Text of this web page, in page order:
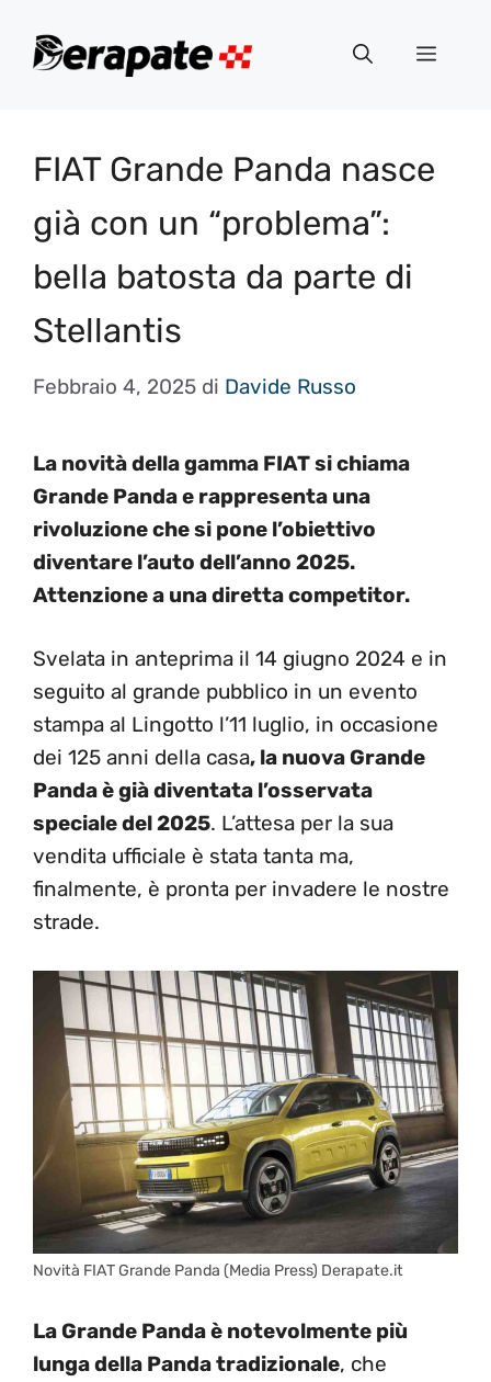
Menu
FIAT Grande Panda nasce
già con un “problema”:
bella batosta da parte di
Stellantis
Febbraio 4, 2025 di Davide Russo
La novità della gamma FIAT si chiama
Grande Panda e rappresenta una
rivoluzione che si pone l’obiettivo
diventare l’auto dell’anno 2025.
Attenzione a una diretta competitor.
Svelata in anteprima il 14 giugno 2024 e in
seguito al grande pubblico in un evento
stampa al Lingotto l’11 luglio, in occasione
dei 125 anni della casa, la nuova Grande
Panda è già diventata l’osservata
speciale del 2025. L’attesa per la sua
vendita ufficiale è stata tanta ma,
finalmente, è pronta per invadere le nostre
strade.
Novità FIAT Grande Panda (Media Press) Derapate.it
La Grande Panda è notevolmente più
lunga della Panda tradizionale, che